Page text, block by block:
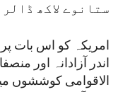
ستانوے لاکھ
امریکہ کو اس بات
اندر آزادانہ اور
الاقوامی کوششوں